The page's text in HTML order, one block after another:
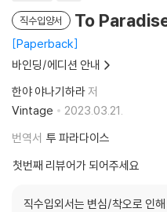
직수입양서 To
Paperback
바인딩/에디션 안내
한야 야나기하라저
Vintage
2023.03.21.
번역서 투 파라다이스
첫번째 리뷰어가 되어주세요
직수입외서는 변심/착오로 인